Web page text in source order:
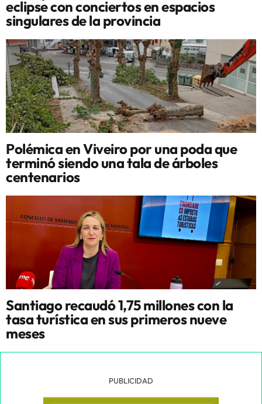
eclipse con conciertos en espacios
singulares de la provincia
Polémica en Viveiro por una poda que
terminó siendo una tala de árboles
centenarios
Santiago recaudó 1,75 millones con la
tasa turística en sus primeros nueve
meses
PUBLICIDAD